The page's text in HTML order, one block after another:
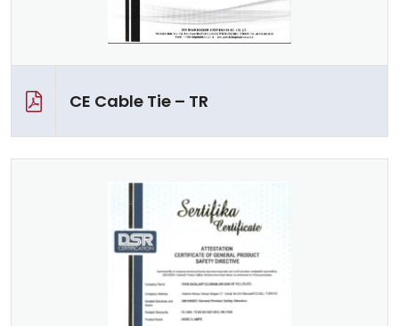
CE Cable Tie – TR